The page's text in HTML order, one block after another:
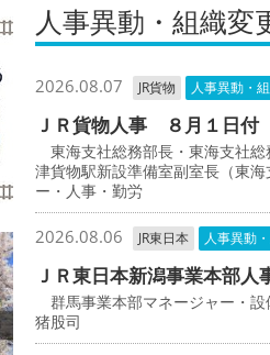
人事異動・組織変
2026.08.07 JR貨物 人事異動・
ＪＲ貨物人事 ８月１日付
東海支社総務部長・東海支社
津貨物駅新設準備室副室長（東
ー・人事・勤労
2026.08.06 JR東日本 人事異動
ＪＲ東日本新潟事業本部
群馬事業本部マネージャー・設
猪股司